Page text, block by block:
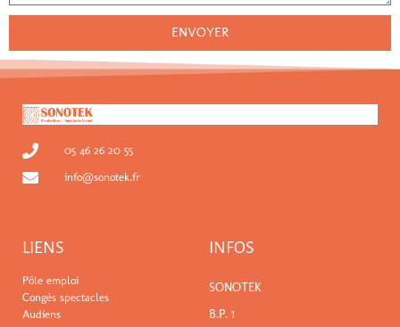
ENVOYER
05 46 26 20 55
info@sonotek.fr
LIENS
Pôle emploi
Congés spectacles
Audiens
INFOS
SONOTEK
B.P. 1